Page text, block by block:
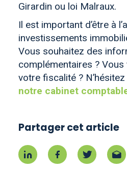
Girardin ou loi Malraux.
Il est important d’être à
investissements
Vous souhaitez des
complémentaires ?
votre fiscalité ?
notre cabinet
Partager cet article
Partager sur Linkedin
Partager surPartager